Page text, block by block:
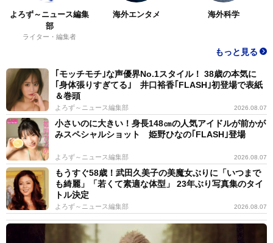
よろず～ニュース編集
部
ライター・編集者
海外エンタメ 海外科学
もっと見る
｢モッチモチ｣な声優界No.1スタイル！ 38歳の本気に
｢身体張りすぎてる｣ 井口裕香｢FLASH｣初登場で表紙
＆巻頭
よろず～ニュース編集部 2026.08.07
小さいのに大きい！身長148㎝の人気アイドルが前かが
みスペシャルショット 姫野ひなの｢FLASH｣登場
よろず～ニュース編集部 2026.08.07
もうすぐ58歳！武田久美子の美魔女ぶりに「いつまで
も綺麗」「若くて素適な体型」 23年ぶり写真集のタイ
トル決定
よろず～ニュース編集部 2026.08.07